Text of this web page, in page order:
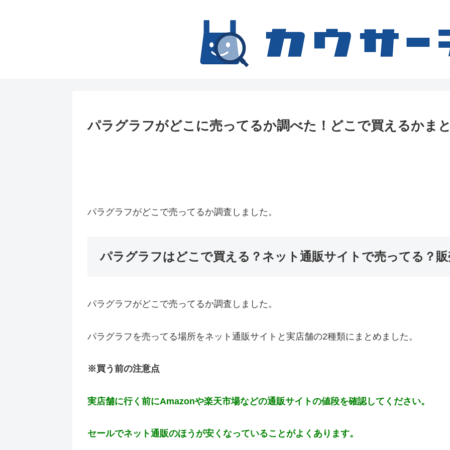
パラグラフがどこに売ってるか調べた！どこで買えるかま
パラグラフがどこで売ってるか調査しました。
パラグラフはどこで買える？ネット通販サイトで売ってる？
パラグラフがどこで売ってるか調査しました。
パラグラフを売ってる場所をネット通販サイトと実店舗の2種類にまとめました。
※買う前の注意点
実店舗に行く前にAmazonや楽天市場などの通販サイトの値段を確認してください。
セールでネット通販のほうが安くなっていることがよくあります。